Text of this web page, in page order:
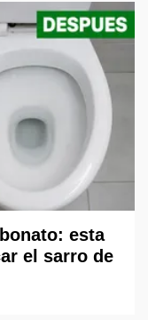
esta
el sarro de